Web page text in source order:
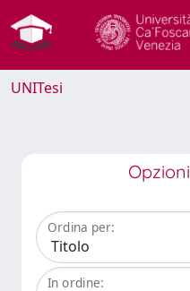
UNITesi
Opzioni
Ordina per:
In ordine: